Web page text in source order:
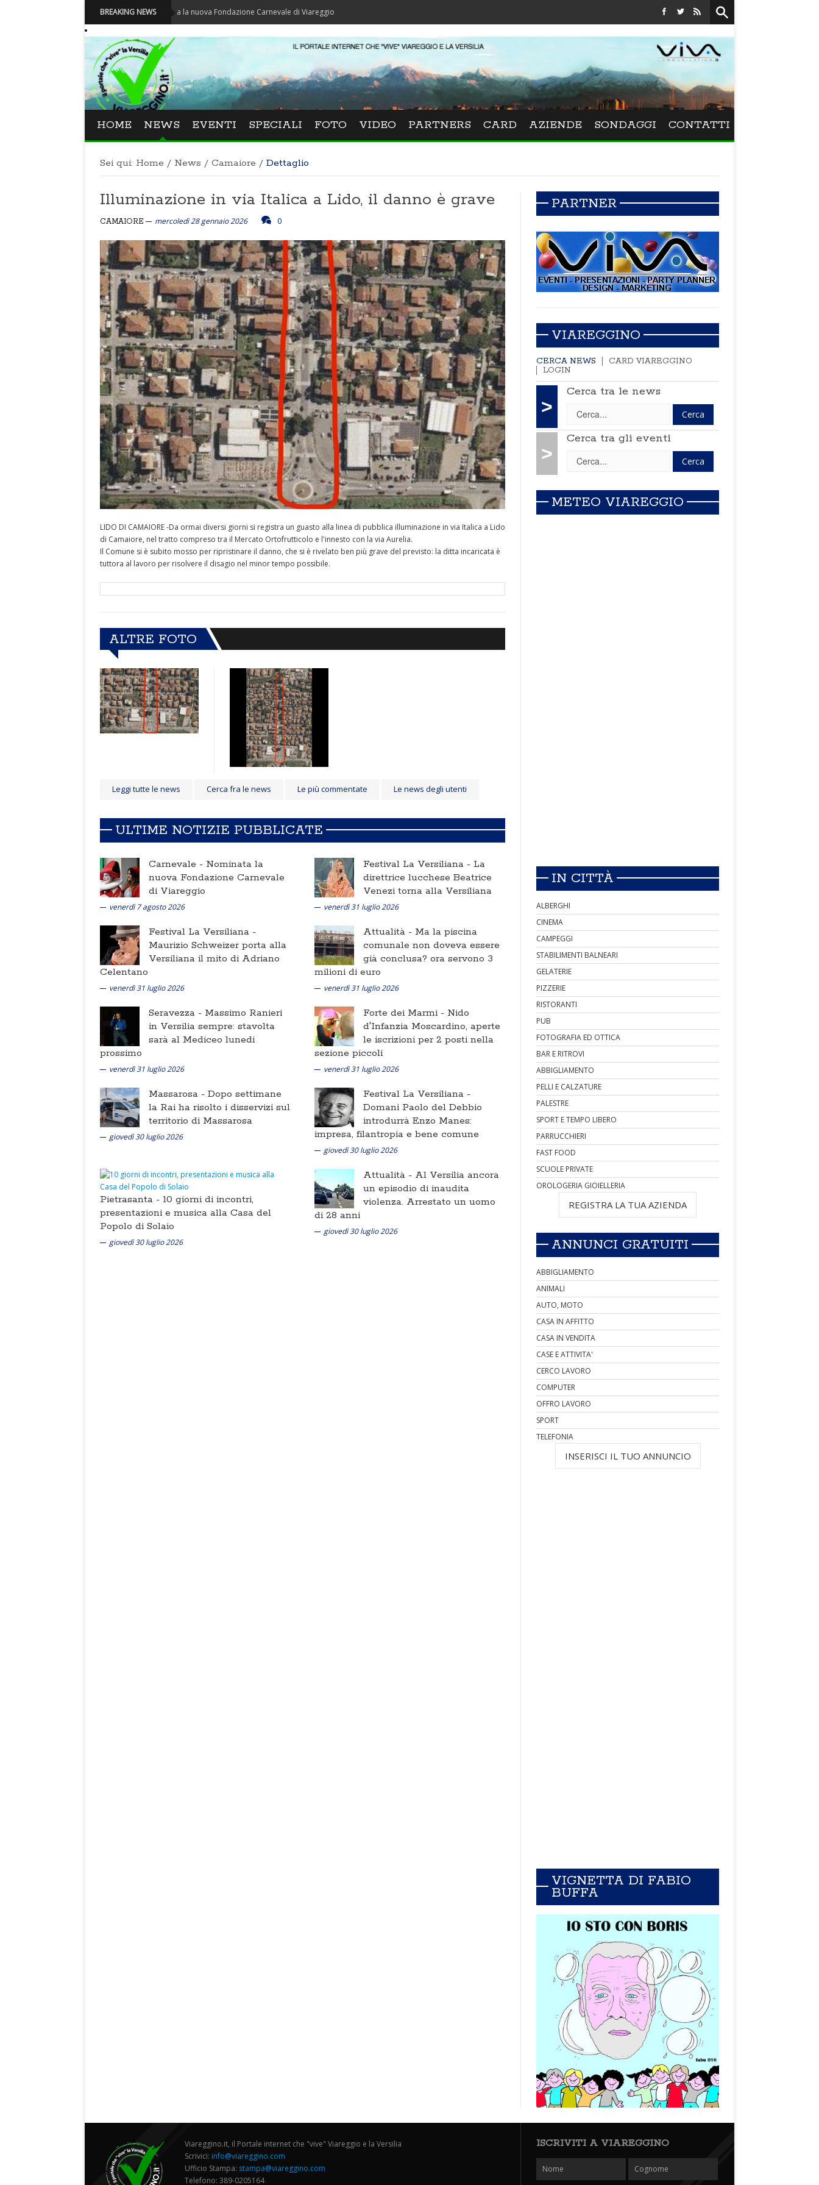
BREAKING NEWS
Carnevale - Nominata la nuova Fondazione Carnevale di Viareggio Festival La Versiliana - La direttrice lucchese Beatrice
HOME NEWS EVENTI SPECIALI FOTO VIDEO PARTNERS CARD AZIENDE SONDAGGI CONTATTI
Sei qui: Home / News / Camaiore / Dettaglio
Illuminazione in via Italica a Lido, il danno è grave
CAMAIORE mercoledì 28 gennaio 2026 0
LIDO DI CAMAIORE -Da ormai diversi giorni si registra un guasto alla linea di pubblica illuminazione in via Italica a Lido
di Camaiore, nel tratto compreso tra il Mercato Ortofrutticolo e l'innesto con la via Aurelia.
Il Comune si è subito mosso per ripristinare il danno, che si è rivelato ben più grave del previsto: la ditta incaricata è
tuttora al lavoro per risolvere il disagio nel minor tempo possibile.
ALTRE FOTO
Leggi tutte le news Cerca fra le news Le più commentate Le news degli utenti
ULTIME NOTIZIE PUBBLICATE
Carnevale - Nominata la
nuova Fondazione Carnevale
di Viareggio
venerdì 7 agosto 2026
Festival La Versiliana - La
direttrice lucchese Beatrice
Venezi torna alla Versiliana
venerdì 31 luglio 2026
Festival La Versiliana -
Maurizio Schweizer porta alla
Versiliana il mito di Adriano
Celentano
venerdì 31 luglio 2026
Attualità - Ma la piscina
comunale non doveva essere
già conclusa? ora servono 3
milioni di euro
venerdì 31 luglio 2026
Seravezza - Massimo Ranieri
in Versilia sempre: stavolta
sarà al Mediceo lunedi
prossimo
venerdì 31 luglio 2026
Forte dei Marmi - Nido
d'Infanzia Moscardino, aperte
le iscrizioni per 2 posti nella
sezione piccoli
venerdì 31 luglio 2026
Massarosa - Dopo settimane
la Rai ha risolto i disservizi sul
territorio di Massarosa
giovedì 30 luglio 2026
Festival La Versiliana -
Domani Paolo del Debbio
introdurrà Enzo Manes:
impresa, filantropia e bene comune
giovedì 30 luglio 2026
Pietrasanta - 10 giorni di incontri,
presentazioni e musica alla Casa del
Popolo di Solaio
giovedì 30 luglio 2026
Attualità - Al Versilia ancora
un episodio di inaudita
violenza. Arrestato un uomo
di 28 anni
giovedì 30 luglio 2026
PARTNER
VIAREGGINO
CERCA NEWS
CARD VIAREGGINO
LOGIN
>
Cerca tra le news
>
Cerca tra gli eventi
METEO VIAREGGIO
IN CITTÀ
ALBERGHI
CINEMA
CAMPEGGI
STABILIMENTI BALNEARI
GELATERIE
PIZZERIE
RISTORANTI
PUB
FOTOGRAFIA ED OTTICA
BAR E RITROVI
ABBIGLIAMENTO
PELLI E CALZATURE
PALESTRE
SPORT E TEMPO LIBERO
PARRUCCHIERI
FAST FOOD
SCUOLE PRIVATE
OROLOGERIA GIOIELLERIA
REGISTRA LA TUA AZIENDA
ANNUNCI GRATUITI
ABBIGLIAMENTO
ANIMALI
AUTO, MOTO
CASA IN AFFITTO
CASA IN VENDITA
CASE E ATTIVITA'
CERCO LAVORO
COMPUTER
OFFRO LAVORO
SPORT
TELEFONIA
INSERISCI IL TUO ANNUNCIO
VIGNETTA DI FABIO
BUFFA
Viareggino.it, il Portale internet che "vive" Viareggio e la Versilia
Scrivici: info@viareggino.com
Ufficio Stampa: stampa@viareggino.com
Telefono: 389-0205164
ISCRIVITI A VIAREGGINO